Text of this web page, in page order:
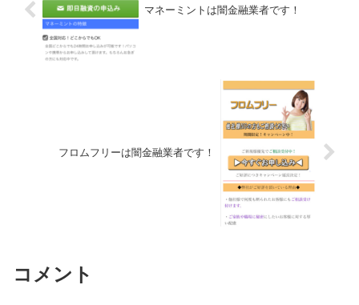
マネーミントは闇金融業者です！
フロムフリーは闇金融業者です！
コメント